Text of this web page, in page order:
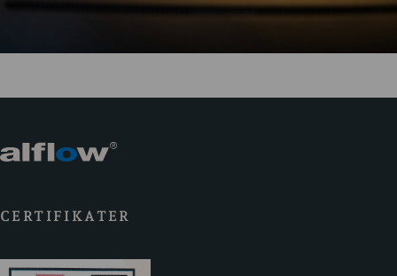
CERTIFIKATER